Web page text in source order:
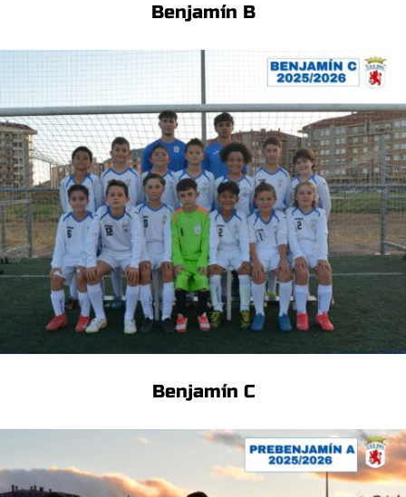
Benjamín B
Benjamín C